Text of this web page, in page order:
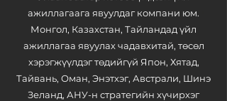
ажиллагаага явуулдаг компани юм.
Монгол, Казахстан, Тайландад үйл
ажиллагаа явуулах чадавхитай, төсөл
хэрэгжүүлдэг төдийгүй Япон, Хятад,
Тайвань, Оман, Энэтхэг, Австрали, Шинэ
Зеланд, АНУ-н стратегийн хүчирхэг